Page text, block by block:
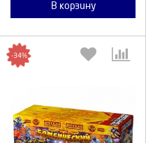
В корзину
-34%